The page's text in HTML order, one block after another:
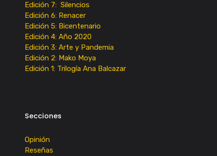
Edición 7: Silencios
Edición 6: Renacer
Edición 5: Bicentenario
Edición 4: Año 2020
Edición 3: Arte y Pandemia
Edición 2: Mako Moya
Edición 1: Trilogía Ana Balcazar
Secciones
Opinión
Reseñas